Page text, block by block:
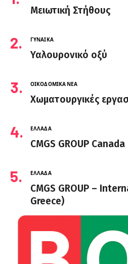
Μειωτική Στήθους
ΓΥΝΑΊΚΑ
Υαλουρονικό οξύ
ΟΙΚΟΔΟΜΙΚΆ ΝΈΑ
Χωματουργικές
ΕΛΛΆΔΑ
CMGS GROUP Canada
ΕΛΛΆΔΑ
CMGS GROUP –
Greece)